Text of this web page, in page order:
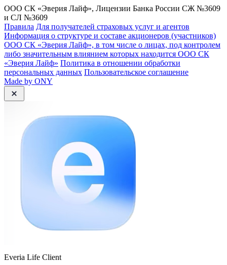
ООО СК «Эверия Лайф», Лицензии Банка России СЖ №3609
и СЛ №3609
Правила Для получателей страховых услуг и агентов
Информация о структуре и составе акционеров (участников)
ООО СК «Эверия Лайф», в том числе о лицах, под контролем
либо значительным влиянием которых находится ООО СК
«Эверия Лайф» Политика в отношении обработки
персональных данных Пользовательское соглашение
Made by ONY
Everia Life Client